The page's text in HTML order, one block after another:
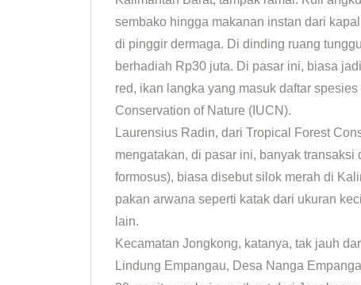
sembako hingga makanan instan dari
di pinggir dermaga. Di dinding ruang
berhadiah Rp30 juta. Di pasar ini, biasa
red, ikan langka yang masuk daftar
Conservation of Nature (IUCN).
Laurensius Radin, dari Tropical Forest
mengatakan, di pasar ini, banyak
formosus), biasa disebut silok merah di
pakan arwana seperti katak dari ukuran
lain.
Kecamatan Jongkong, katanya, tak jauh
Lindung Empangau, Desa Nanga